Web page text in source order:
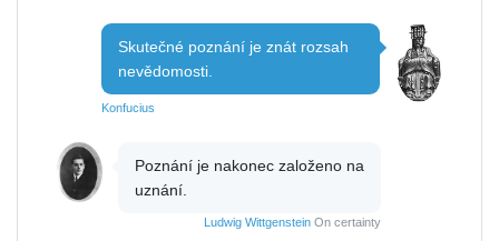
Skutečné poznání je znát rozsah
nevědomosti.
Konfucius
Poznání je nakonec založeno na
uznání.
Ludwig Wittgenstein On certainty